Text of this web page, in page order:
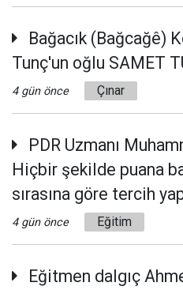
Bağacık (Bağcağê)
Tunç'un oğlu SAMET
4 gün önce Çınar
PDR Uzmanı
Hiçbir şekilde puana
sırasına göre tercih
4 gün önce Eğitim
Eğitmen dalgıç